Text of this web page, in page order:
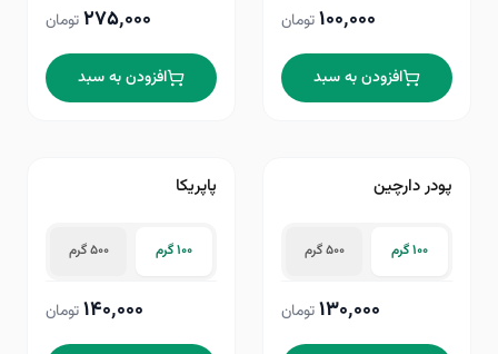
۱۰۰٬۰۰۰تومان
افزودن به سبد
۲۷۵٬۰۰۰تومان
افزودن به سبد
پودر دارچین
۱۰۰ گرم ۵۰۰ گرم
۱۳۰٬۰۰۰تومان
پاپریکا
۱۰۰ گرم ۵۰۰ گرم
۱۴۰٬۰۰۰تومان